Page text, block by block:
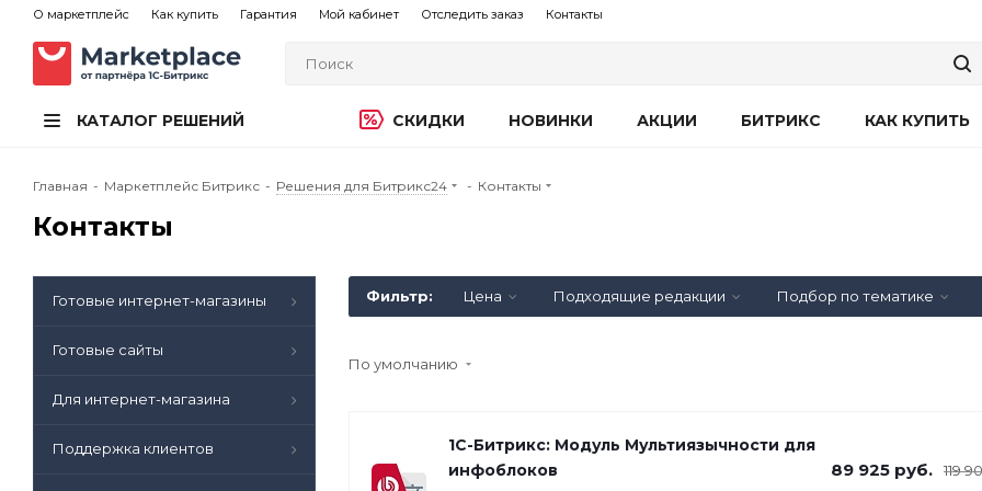
О маркетплейс Как купить Гарантия Мой кабинет Отследить заказ Контакты
КАТАЛОГ РЕШЕНИЙ СКИДКИ НОВИНКИ АКЦИИ БИТРИКС КАК КУПИТЬ
Главная - Маркетплейс Битрикс - Решения для Битрикс24 - Контакты
Контакты
Фильтр: Цена Подходящие редакции Подбор по тематике
По умолчанию
1С-Битрикс: Модуль Мультиязычности для
инфоблоков
89 925 руб. 119
Готовые интернет-магазины
Готовые сайты
Для интернет-магазина
Поддержка клиентов